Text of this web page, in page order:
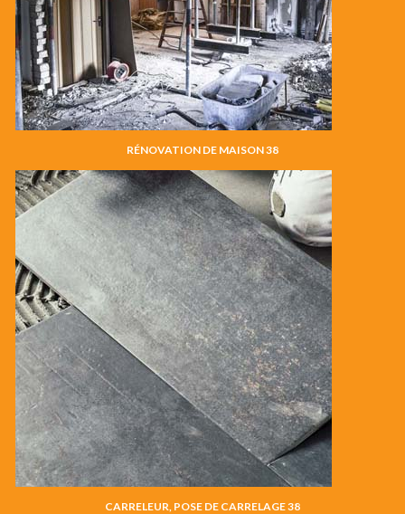
RÉNOVATION DE MAISON 38
CARRELEUR, POSE DE CARRELAGE 38